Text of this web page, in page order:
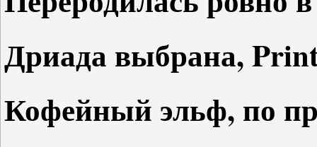
Дриада выбрана,
Кофейный эльф, по